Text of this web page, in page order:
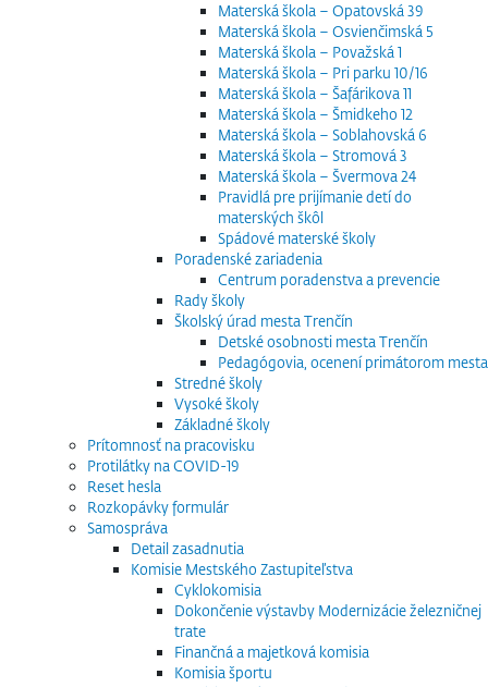
Materská škola – Opatovská 39
Materská škola – Osvienčimská 5
Materská škola – Považská 1
Materská škola – Pri parku 10/16
Materská škola – Šafárikova 11
Materská škola – Šmidkeho 12
Materská škola – Soblahovská 6
Materská škola – Stromová 3
Materská škola – Švermova 24
Pravidlá pre prijímanie detí do
materských škôl
Spádové materské školy
Poradenské zariadenia
Centrum poradenstva a prevencie
Rady školy
Školský úrad mesta Trenčín
Detské osobnosti mesta Trenčín
Pedagógovia, ocenení primátorom mesta
Stredné školy
Vysoké školy
Základné školy
Prítomnosť na pracovisku
Protilátky na COVID-19
Reset hesla
Rozkopávky formulár
Samospráva
Detail zasadnutia
Komisie Mestského Zastupiteľstva
Cyklokomisia
Dokončenie výstavby Modernizácie železničnej
trate
Finančná a majetková komisia
Komisia športu